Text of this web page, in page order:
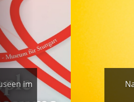
Nachgehört:
Museums."